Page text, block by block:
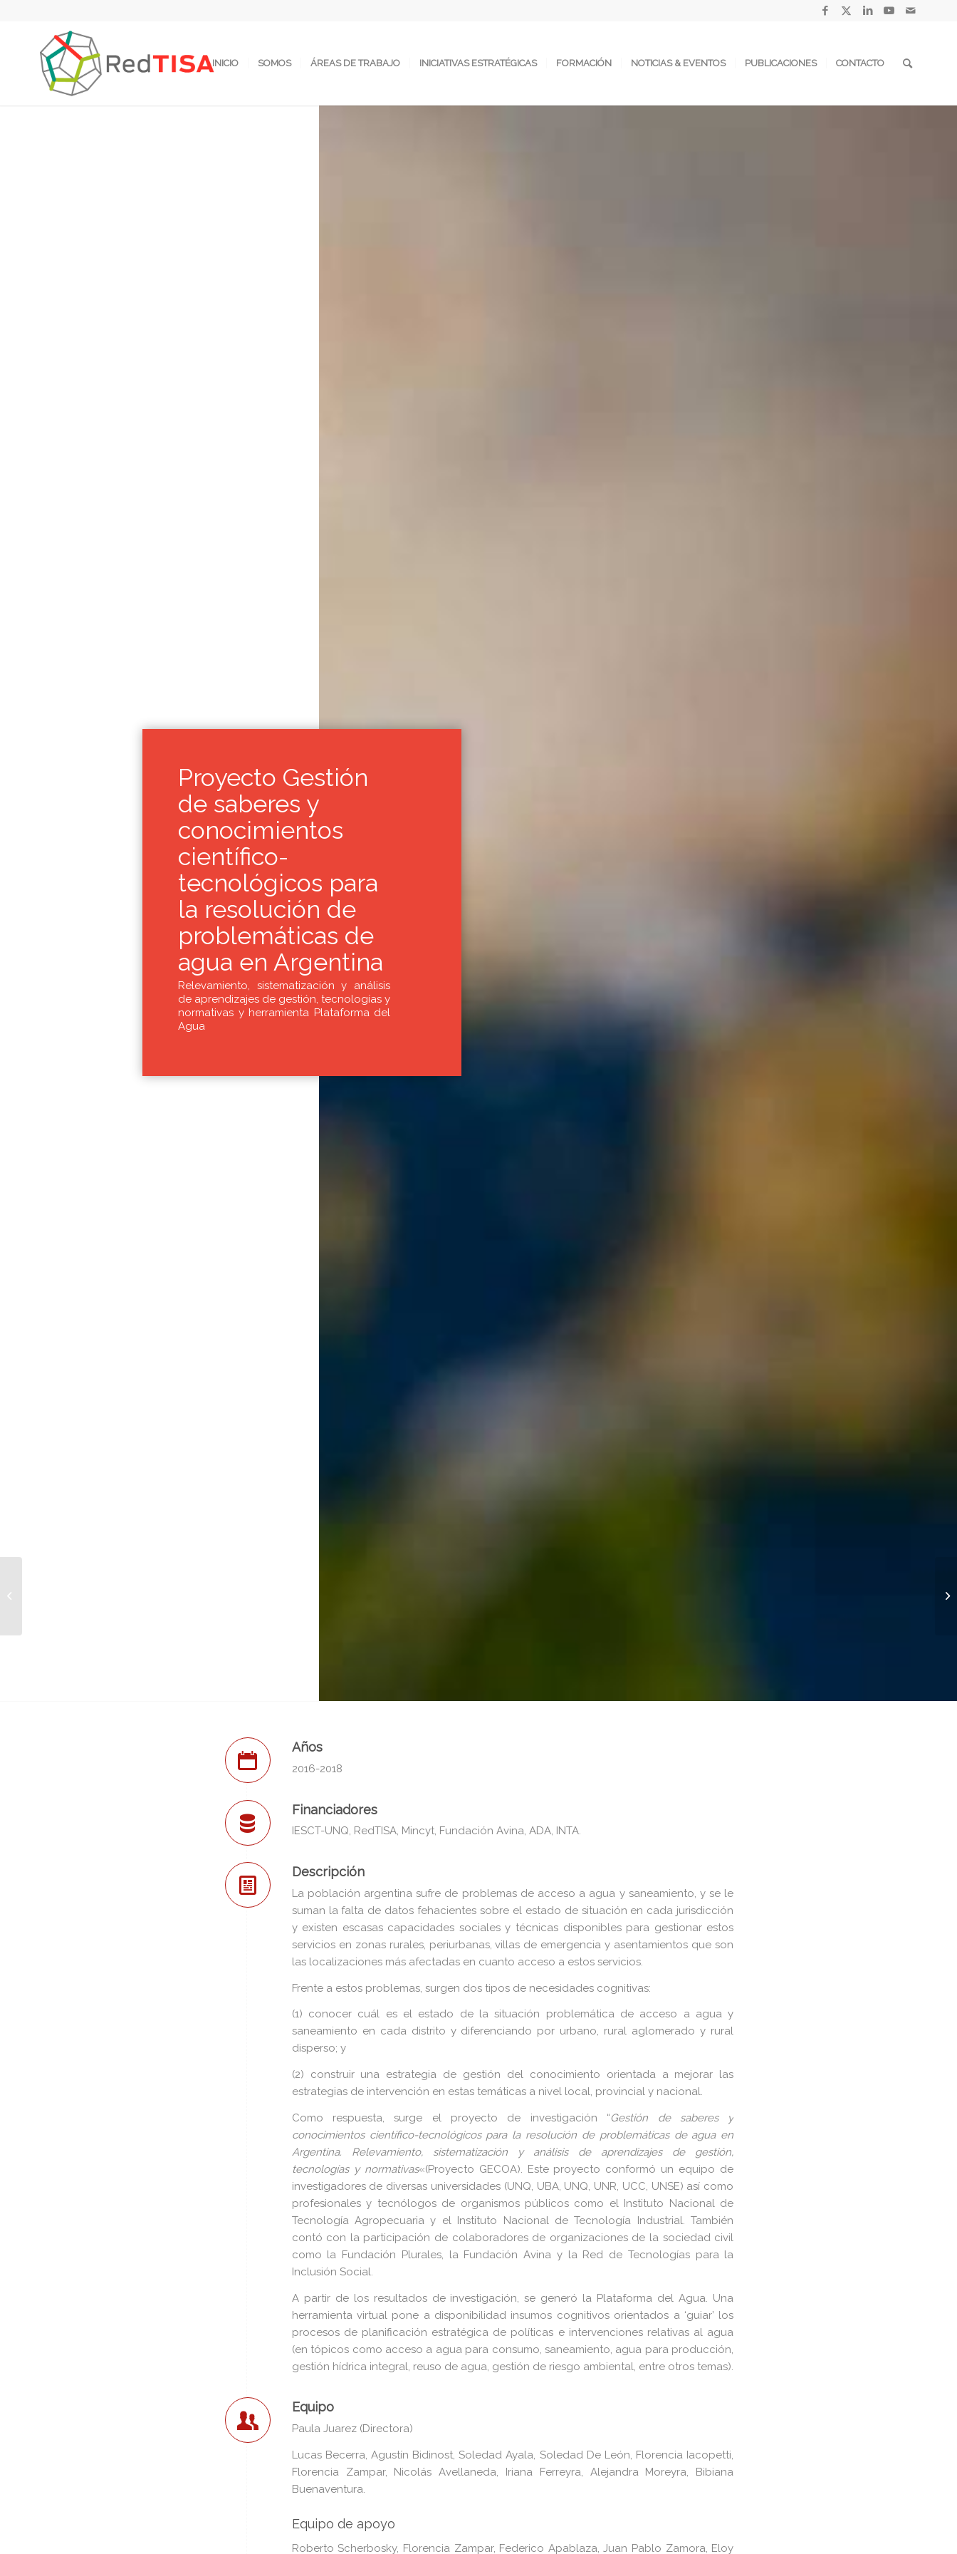
INICIO SOMOS ÁREAS DE TRABAJO INICIATIVAS ESTRATÉGICAS FORMACIÓN NOTICIAS & EVENTOS PUBLICACIONES CONTACTO
Proyecto Gestión
de saberes y
conocimientos
científico-
tecnológicos para
la resolución de
problemáticas de
agua en Argentina
Relevamiento, sistematización y análisis
de aprendizajes de gestión, tecnologías y
normativas y herramienta Plataforma del
Agua
Años
2016-2018
Financiadores
IESCT-UNQ, RedTISA, Mincyt, Fundación Avina, ADA, INTA.
Descripción
La población argentina sufre de problemas de acceso a agua y saneamiento, y se le
suman la falta de datos fehacientes sobre el estado de situación en cada jurisdicción
y existen escasas capacidades sociales y técnicas disponibles para gestionar estos
servicios en zonas rurales, periurbanas, villas de emergencia y asentamientos que son
las localizaciones más afectadas en cuanto acceso a estos servicios.
Frente a estos problemas, surgen dos tipos de necesidades cognitivas:
(1) conocer cuál es el estado de la situación problemática de acceso a agua y
saneamiento en cada distrito y diferenciando por urbano, rural aglomerado y rural
disperso; y
(2) construir una estrategia de gestión del conocimiento orientada a mejorar las
estrategias de intervención en estas temáticas a nivel local, provincial y nacional.
Como respuesta, surge el proyecto de investigación “Gestión de saberes y
conocimientos científico-tecnológicos para la resolución de problemáticas de agua en
Argentina. Relevamiento, sistematización y análisis de aprendizajes de gestión,
tecnologías y normativas«(Proyecto GECOA). Este proyecto conformó un equipo de
investigadores de diversas universidades (UNQ, UBA, UNQ, UNR, UCC, UNSE) así como
profesionales y tecnólogos de organismos públicos como el Instituto Nacional de
Tecnología Agropecuaria y el Instituto Nacional de Tecnología Industrial. También
contó con la participación de colaboradores de organizaciones de la sociedad civil
como la Fundación Plurales, la Fundación Avina y la Red de Tecnologías para la
Inclusión Social.
A partir de los resultados de investigación, se generó la Plataforma del Agua. Una
herramienta virtual pone a disponibilidad insumos cognitivos orientados a ‘guiar’ los
procesos de planificación estratégica de políticas e intervenciones relativas al agua
(en tópicos como acceso a agua para consumo, saneamiento, agua para producción,
gestión hídrica integral, reuso de agua, gestión de riesgo ambiental, entre otros temas).
Equipo
Paula Juarez (Directora)
Lucas Becerra, Agustín Bidinost, Soledad Ayala, Soledad De León, Florencia Iacopetti,
Florencia Zampar, Nicolás Avellaneda, Iriana Ferreyra, Alejandra Moreyra, Bibiana
Buenaventura.
Equipo de apoyo
Roberto Scherbosky, Florencia Zampar, Federico Apablaza, Juan Pablo Zamora, Eloy